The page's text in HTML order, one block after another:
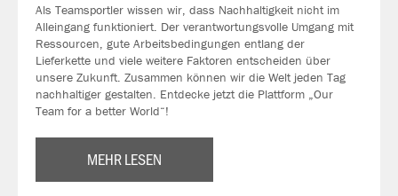
Als Teamsportler wissen wir, dass Nachhaltigkeit nicht im
Alleingang funktioniert. Der verantwortungsvolle Umgang mit
Ressourcen, gute Arbeitsbedingungen entlang der
Lieferkette und viele weitere Faktoren entscheiden über
unsere Zukunft. Zusammen können wir die Welt jeden Tag
nachhaltiger gestalten. Entdecke jetzt die Plattform „Our
Team for a better World“!
MEHR LESEN